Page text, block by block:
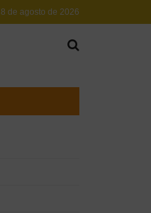
8 de agosto de 2026